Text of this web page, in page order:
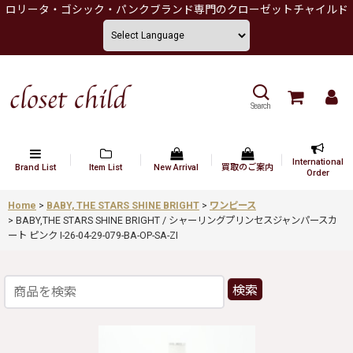
ロリータ・ゴシック・パンクブランド専門のクローゼットチャイルド
Search
Brand List Item List New Arrival 買取のご案内
International
Order
Home > BABY, THE STARS SHINE BRIGHT > ワンピース
> BABY,THE STARS SHINE BRIGHT / シャーリングプリンセスジャンパースカ
ート ピンク I-26-04-29-079-BA-OP-SA-ZI
検索